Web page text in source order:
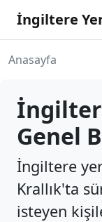
İngiltere
Anasayfa
Genel
İngiltere
Krallık'ta
isteyen